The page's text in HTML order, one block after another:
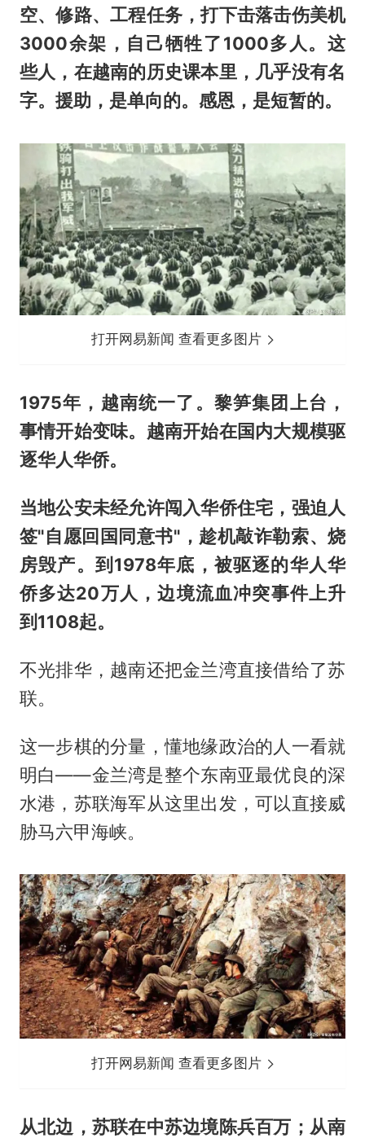
空、修路、工程任务，打下击落击伤美机
3000余架，自己牺牲了1000多人。这
些人，在越南的历史课本里，几乎没有名
字。援助，是单向的。感恩，是短暂的。
打开网易新闻 查看更多图片
1975年，越南统一了。黎笋集团上台，
事情开始变味。越南开始在国内大规模驱
逐华人华侨。
当地公安未经允许闯入华侨住宅，强迫人
签"自愿回国同意书"，趁机敲诈勒索、烧
房毁产。到1978年底，被驱逐的华人华
侨多达20万人，边境流血冲突事件上升
到1108起。
不光排华，越南还把金兰湾直接借给了苏
联。
这一步棋的分量，懂地缘政治的人一看就
明白——金兰湾是整个东南亚最优良的深
水港，苏联海军从这里出发，可以直接威
胁马六甲海峡。
打开网易新闻 查看更多图片
从北边，苏联在中苏边境陈兵百万；从南